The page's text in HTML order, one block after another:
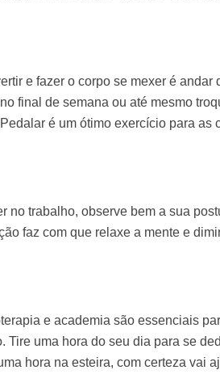
e fazer o corpo se mexer é andar
final de semana ou até mesmo
é um ótimo exercício para as
no trabalho, observe bem a sua
faz com que relaxe a mente e
e academia são essenciais
Tire uma hora do seu dia para se
hora na esteira, com certeza vai